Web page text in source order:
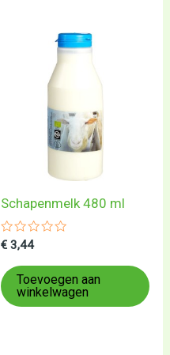
Schapenmelk 480 ml
Gewaardeerd
uit
5
€ 3,44
Toevoegen aan
winkelwagen